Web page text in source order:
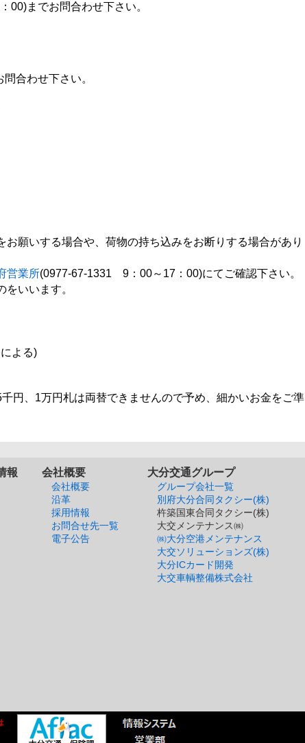
までお問合わせ下さい。
合わせ下さい。
願いする場合や、荷物の持ち込みをお断りする場合があり
営業所(0977-67-1331 9：00～17：00)にてご確認下さい。
いいます。
よる)
円、1万円札は両替できませんので予め、細かいお金をご準
報 会社概要
会社概要
沿革
採用情報
お問合せ先一覧
電子公告
大分交通グループ
グループ会社一覧
別府大分合同タクシー(株)
杵築国東合同タクシー(株)
大交メンテナンス㈱
㈱大分空港メンテナンス
大交ソリューションズ(株)
大分ICカード開発
大交車輌整備株式会社